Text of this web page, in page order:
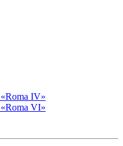
IV»
VI»